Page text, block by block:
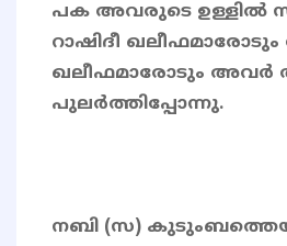
പക അവരുടെ ഉള്ളിൽ
റാഷിദീ
ഖലീഫമാരോടും
പുലർത്തിപ്പോന്നു.
നബി (സ)